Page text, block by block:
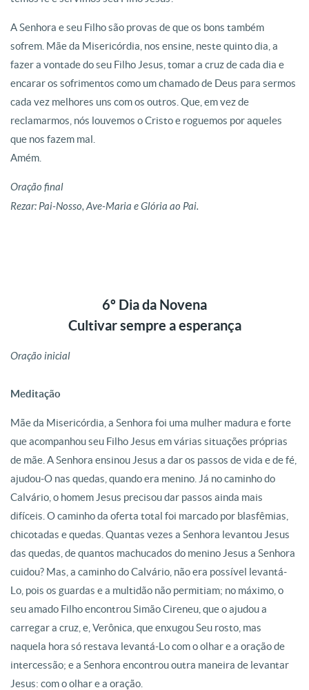
A Senhora e seu Filho são provas de que os bons também
sofrem. Mãe da Misericórdia, nos ensine, neste quinto dia, a
fazer a vontade do seu Filho Jesus, tomar a cruz de cada dia e
encarar os sofrimentos como um chamado de Deus para sermos
cada vez melhores uns com os outros. Que, em vez de
reclamarmos, nós louvemos o Cristo e roguemos por aqueles
que nos fazem mal.
Amém.
Oração final
Rezar: Pai-Nosso, Ave-Maria e Glória ao Pai.
6º Dia da Novena
Cultivar sempre a esperança
Oração inicial
Meditação
Mãe da Misericórdia, a Senhora foi uma mulher madura e forte
que acompanhou seu Filho Jesus em várias situações próprias
de mãe. A Senhora ensinou Jesus a dar os passos de vida e de fé,
ajudou-O nas quedas, quando era menino. Já no caminho do
Calvário, o homem Jesus precisou dar passos ainda mais
difíceis. O caminho da oferta total foi marcado por blasfêmias,
chicotadas e quedas. Quantas vezes a Senhora levantou Jesus
das quedas, de quantos machucados do menino Jesus a Senhora
cuidou? Mas, a caminho do Calvário, não era possível levantá-
Lo, pois os guardas e a multidão não permitiam; no máximo, o
seu amado Filho encontrou Simão Cireneu, que o ajudou a
carregar a cruz, e, Verônica, que enxugou Seu rosto, mas
naquela hora só restava levantá-Lo com o olhar e a oração de
intercessão; e a Senhora encontrou outra maneira de levantar
Jesus: com o olhar e a oração.